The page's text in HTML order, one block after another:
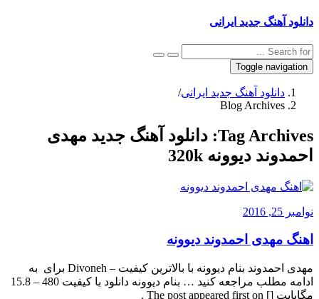
دانلود آهنگ جدید ایرانی
Toggle navigation
دانلود آهنگ جدید ایرانی/
Blog Archives
Tag Archives: دانلود آهنگ جدید مهدی
احمدوند دیوونه 320k
نوامبر 25, 2016
اهنگ مهدی احمدوند دیوونه
مهدی احمدوند بنام دیوونه با بالاترین کیفیت – Divoneh برای به
ادامه مطلب مراجعه کنید … بنام دیوونه دانلود با کیفیت 480 – 15.8
مگابایت [] The post appeared first on .